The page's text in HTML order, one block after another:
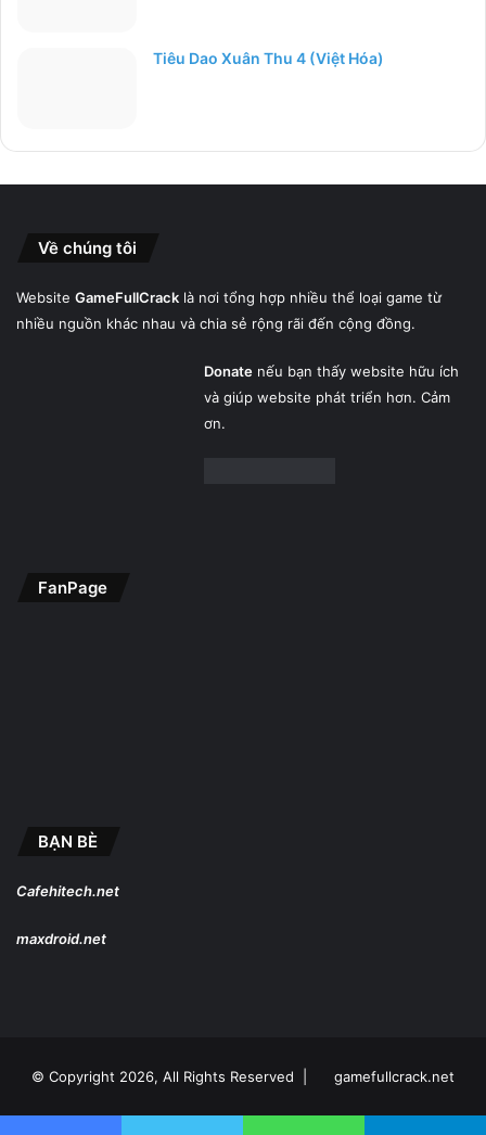
Tiêu Dao Xuân Thu 4 (Việt Hóa)
Về chúng tôi
Website GameFullCrack là nơi tổng hợp nhiều thể loại game từ
nhiều nguồn khác nhau và chia sẻ rộng rãi đến cộng đồng.
Donatenếu bạn thấy website hữu ích
và giúp website phát triển hơn. Cảm
ơn.
FanPage
BẠN BÈ
Cafehitech.net
maxdroid.net
© Copyright 2026, All Rights Reserved | gamefullcrack.net